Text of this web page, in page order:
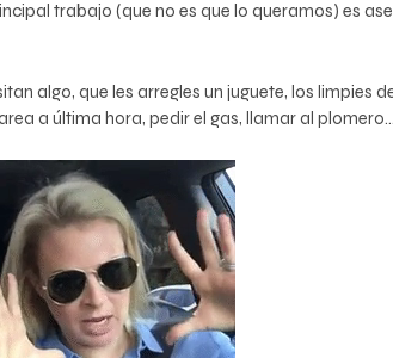
trabajo (que no es que lo queramos) es
algo, que les arregles un juguete, los
a última hora, pedir el gas, llamar al